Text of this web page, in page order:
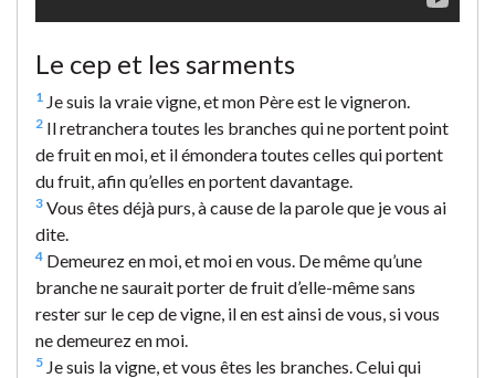
Le cep et les sarments
1 Je suis la vraie vigne, et mon Père est le vigneron.
2 Il retranchera toutes les branches qui ne portent point
de fruit en moi, et il émondera toutes celles qui portent
du fruit, afin qu’elles en portent davantage.
3 Vous êtes déjà purs, à cause de la parole que je vous ai
dite.
4 Demeurez en moi, et moi en vous. De même qu’une
branche ne saurait porter de fruit d’elle-même sans
rester sur le cep de vigne, il en est ainsi de vous, si vous
ne demeurez en moi.
5 Je suis la vigne, et vous êtes les branches. Celui qui